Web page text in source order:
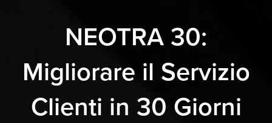
NEOTRA 30:
Migliorare il Servizio
Clienti in 30 Giorni